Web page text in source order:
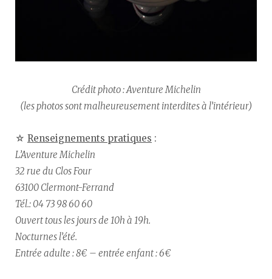
Crédit photo : Aventure Michelin
(les photos sont malheureusement interdites à l’intérieur)
☆ Renseignements pratiques :
L’Aventure Michelin
32 rue du Clos Four
63100 Clermont-Ferrand
Tél.: 04 73 98 60 60
Ouvert tous les jours de 10h à 19h.
Nocturnes l’été.
Entrée adulte : 8€ – entrée enfant : 6€